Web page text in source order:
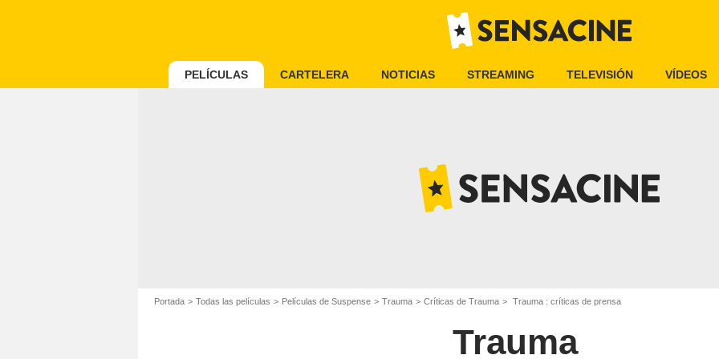
PELÍCULAS CARTELERA NOTICIAS STREAMING TELEVISIÓN VÍDEOS
Portada Todas las películas Películas de Suspense Trauma Críticas de Trauma Trauma : críticas de prensa
Trauma